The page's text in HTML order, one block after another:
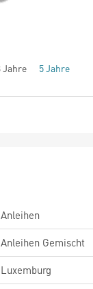
Jahre 5 Jahre
Anleihen
Anleihen Gemischt
Luxemburg